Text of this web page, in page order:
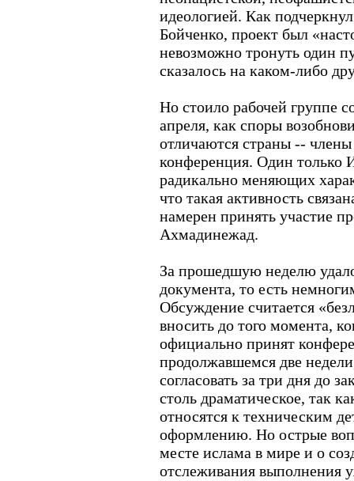
идеологией. Как
Бойченко, проект был
невозможно тронуть один
сказалось на каком-либо
Но стоило рабочей группе
апреля, как споры
отличаются страны --
конференция. Один только
радикально меняющих
что такая активность
намерен принять участие
Ахмадинежад.
За прошедшую неделю
документа, то есть
Обсуждение считается
вносить до того момента,
официально принят
продолжавшемся две
согласовать за три дня до
столь драматическое, так
относятся к техническим
оформлению. Но острые
месте ислама в мире и о
отслеживания выполнения